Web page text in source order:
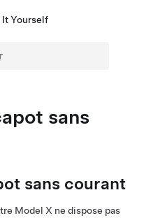
It Yourself
sans
sans courant
Model X ne dispose pas